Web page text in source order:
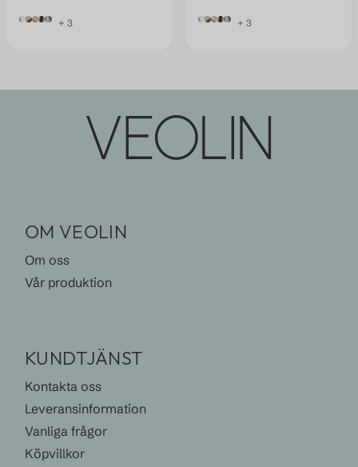
+ 3 + 3
OM VEOLIN
Om oss
Vår produktion
KUNDTJÄNST
Kontakta oss
Leveransinformation
Vanliga frågor
Köpvillkor